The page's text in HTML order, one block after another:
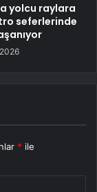
yolcu raylara
seferlerinde
* ile